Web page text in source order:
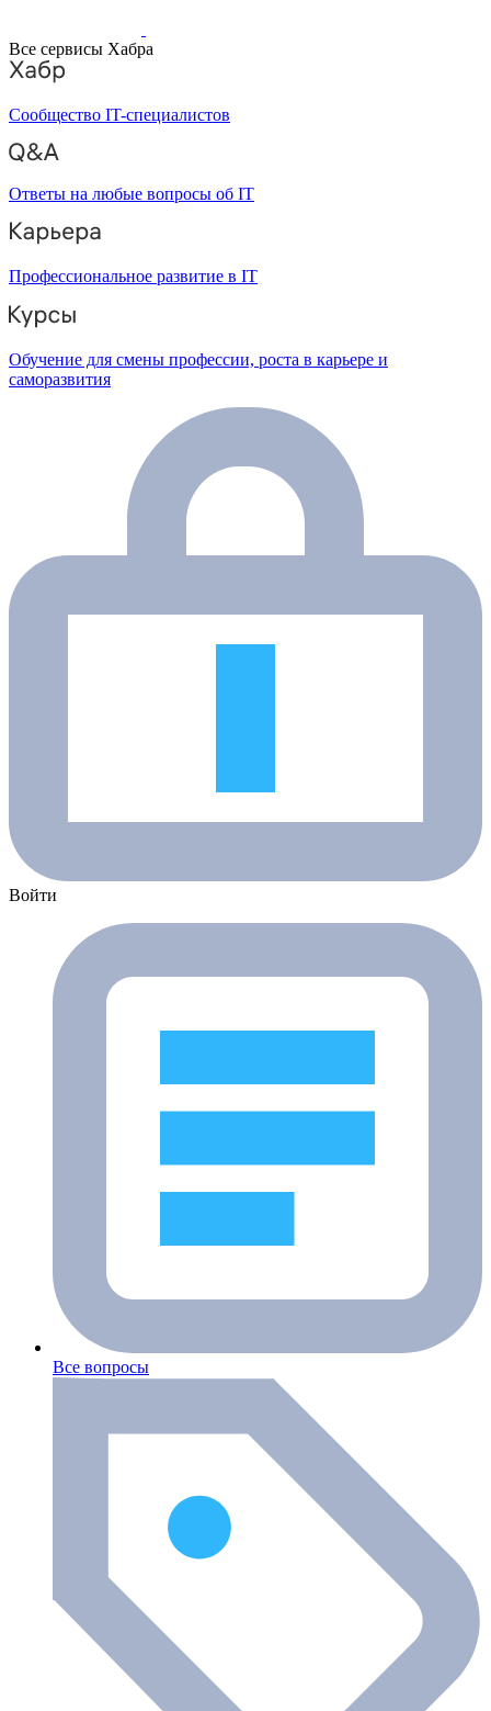
Все сервисы Хабра
Сообщество IT-специалистов
Ответы на любые вопросы об IT
Профессиональное развитие в IT
Обучение для смены профессии, роста в карьере и
саморазвития
Войти
Все вопросы